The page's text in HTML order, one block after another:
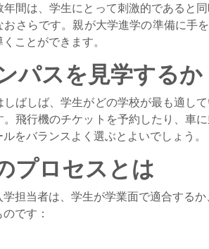
間は、学生にとって刺激的であると
さらです。親が大学進学の準備に手
ことができます。
パスを見学するか
しばしば、学生がどの学校が最も適し
飛行機のチケットを予約したり、車
をバランスよく選ぶとよいでしょう。
プロセスとは
担当者は、学生が学業面で適合する
です：